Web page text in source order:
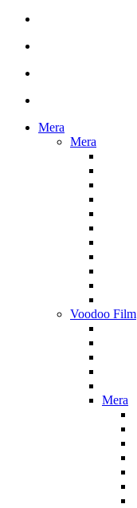
Mera
Mera
Voodoo Film
Mera